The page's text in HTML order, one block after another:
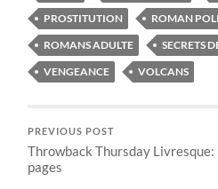
PROSTITUTION
ROMAN
ROMANS ADULTE
SECRETS
VENGEANCE
VOLCANS
PREVIOUS POST
Throwback Thursday
pages